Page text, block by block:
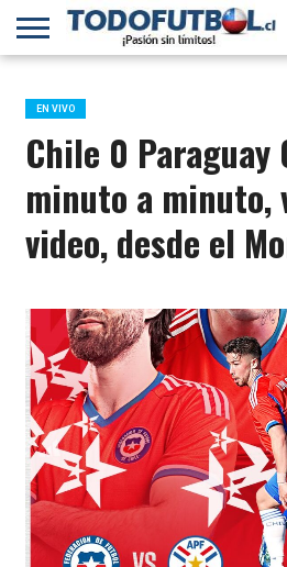
PRIMERA
B
SELECCIÓN
CHILENA
CHILENOS
EN EL
MUNDO
FÚTBOL
INTERNACIONAL
EN VIVO
Chile 0 Paraguay
minuto a minuto,
video, desde el